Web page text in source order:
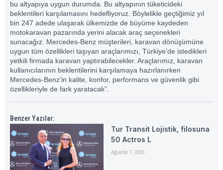
bu altyapıya uygun durumda. Bu altyapının tüketicideki
beklentileri karşılamasını hedefliyoruz. Böylelikle geçtiğimiz yıl
bin 247 adede ulaşarak ülkemizde de büyüme kaydeden
motokaravan pazarında yerini alacak araç seçenekleri
sunacağız. Mercedes-Benz müşterileri, karavan dönüşümüne
uygun tüm özellikleri taşıyan araçlarımızı, Türkiye’de istedikleri
yetkili firmada karavan yaptırabilecekler. Araçlarımız, karavan
kullanıcılarının beklentilerini karşılamaya hazırlanırken
Mercedes-Benz’in kalite, konfor, performans ve güvenlik gibi
özellikleriyle de fark yaratacak”.
Benzer Yazılar:
Tur Transit Lojistik, filosuna
50 Actros L
Ağustos 7, 2026